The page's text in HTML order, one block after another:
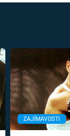
ZAJÍMAVOSTI